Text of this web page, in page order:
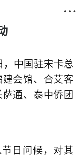

中国驻宋卡总
会馆、合艾客
通、泰中侨团
日问候，对其